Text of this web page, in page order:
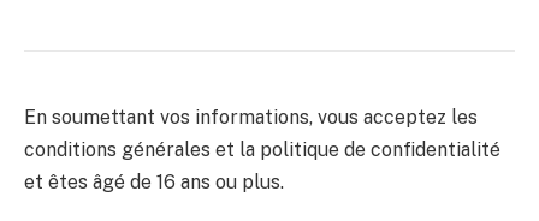
En soumettant vos informations, vous acceptez les
conditions générales et la politique de confidentialité
et êtes âgé de 16 ans ou plus.